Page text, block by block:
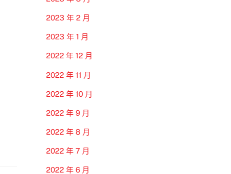
2023 年 2 月
2023 年 1 月
2022 年 12 月
2022 年 11 月
2022 年 10 月
2022 年 9 月
2022 年 8 月
2022 年 7 月
2022 年 6 月